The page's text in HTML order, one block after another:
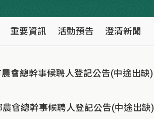
重要資訊 活動預告 澄清新聞
會總幹事候聘人登記公告(中途出缺)
會總幹事候聘人登記公告(中途出缺)